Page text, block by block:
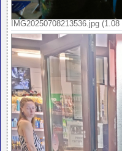
IMG20250708213536.jpg